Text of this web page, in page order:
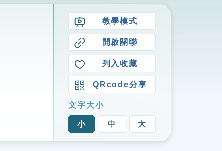
教學模式
開啟關聯
列入收藏
QRcode分享
文字大小
小 中 大